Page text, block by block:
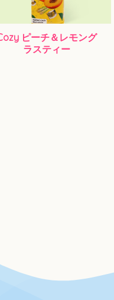
ピーチ＆レモング
ラスティー